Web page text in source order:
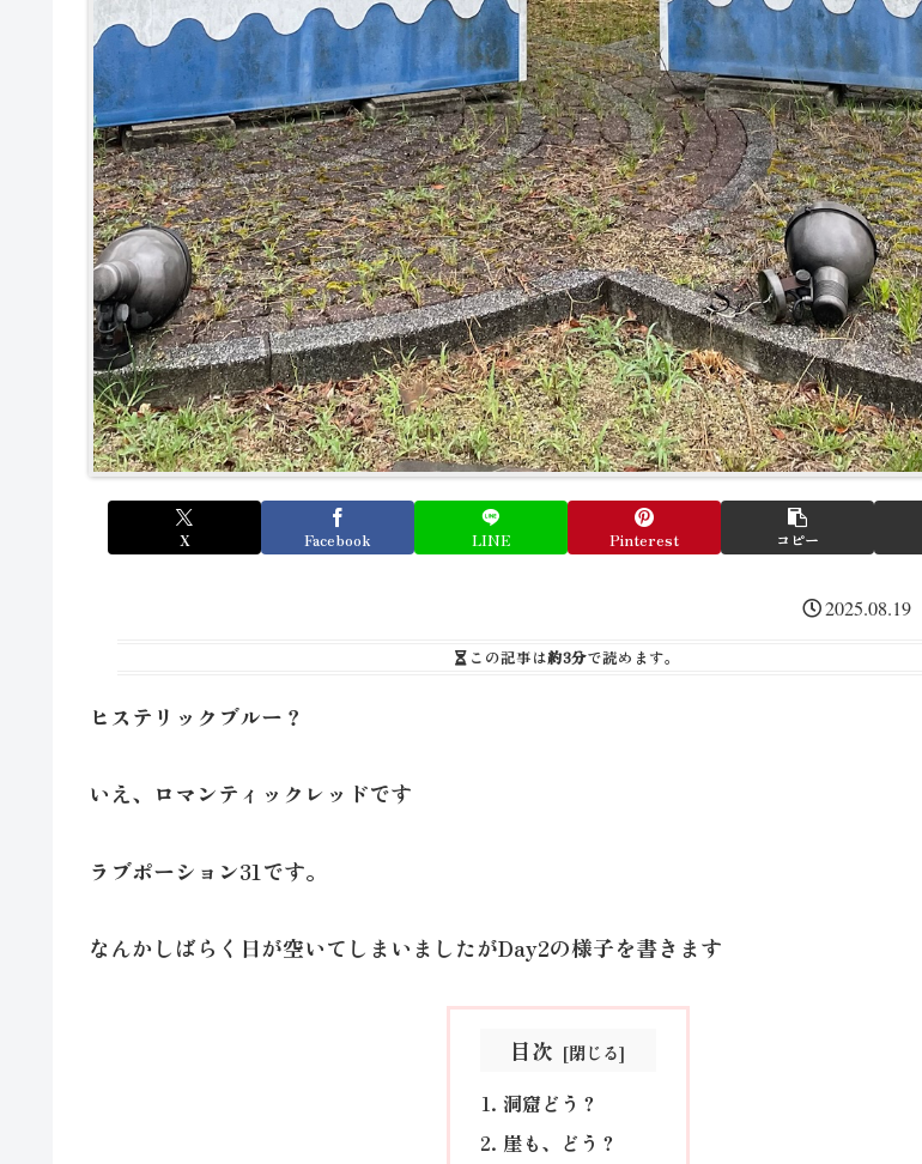
X Facebook LINE Pinterest コピー
2025.08.19
この記事は約3分で読めます。
ヒステリックブルー？
いえ、ロマンティックレッドです
ラブポーション31です。
なんかしばらく日が空いてしまいましたがDay2の様子を書きます
目次
洞窟どう？
崖も、どう？